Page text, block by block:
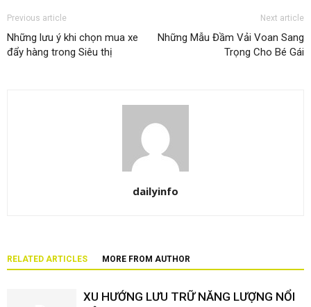
Previous article
Những lưu ý khi chọn mua xe
đẩy hàng trong Siêu thị
Next article
Những Mẫu Đầm Vải Voan Sang
Trọng Cho Bé Gái
dailyinfo
RELATED ARTICLES MORE FROM AUTHOR
XU HƯỚNG LƯU TRỮ NĂNG LƯỢNG NỔI